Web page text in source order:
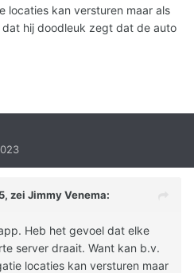
locaties kan versturen maar als
hij doodleuk zegt dat de auto
zei Jimmy Venema:
Heb het gevoel dat elke
server draait. Want kan b.v.
locaties kan versturen maar